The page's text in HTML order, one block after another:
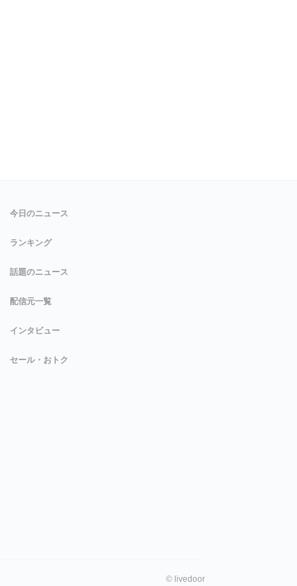
今日のニュース
ランキング
話題のニュース
配信元一覧
インタビュー
セール・おトク
© livedoor